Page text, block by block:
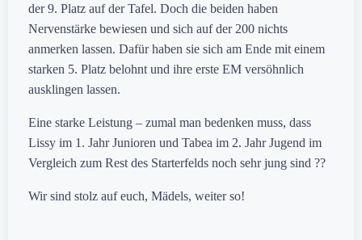
der 9. Platz auf der Tafel. Doch die beiden haben
Nervenstärke bewiesen und sich auf der 200 nichts
anmerken lassen. Dafür haben sie sich am Ende mit einem
starken 5. Platz belohnt und ihre erste EM versöhnlich
ausklingen lassen.
Eine starke Leistung – zumal man bedenken muss, dass
Lissy im 1. Jahr Junioren und Tabea im 2. Jahr Jugend im
Vergleich zum Rest des Starterfelds noch sehr jung sind ??
Wir sind stolz auf euch, Mädels, weiter so!